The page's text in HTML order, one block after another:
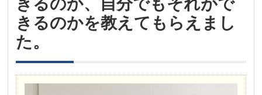
きるのか、自分でもそれがで
きるのかを教えてもらえまし
た。